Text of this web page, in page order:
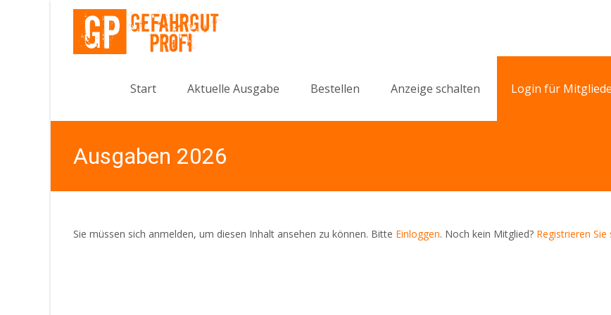
Start Aktuelle Ausgabe Bestellen Anzeige schalten Login für
Ausgaben 2026
Sie müssen sich anmelden, um diesen Inhalt ansehen zu können. Bitte Einloggen. Noch kein Mitglied? Registrieren